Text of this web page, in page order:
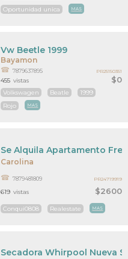
Oportunidad unica
MAS
Bayamon
$0
Vw Beetle 1999
7879637895
Volkswagen Beatle
1999
Rojo
MAS
455 vistas
PR25150351
Carolina
$2600
Se Alquila Apartamento
7879481809
Conqui0808 Realestate MAS
619 vistas
PR24719919
Secadora Whirpool Nueva